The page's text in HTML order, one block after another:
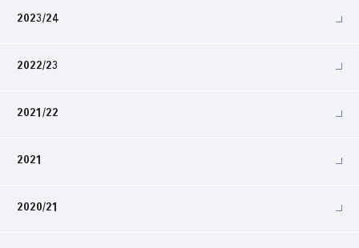
2023/24
2022/23
2021/22
2021
2020/21